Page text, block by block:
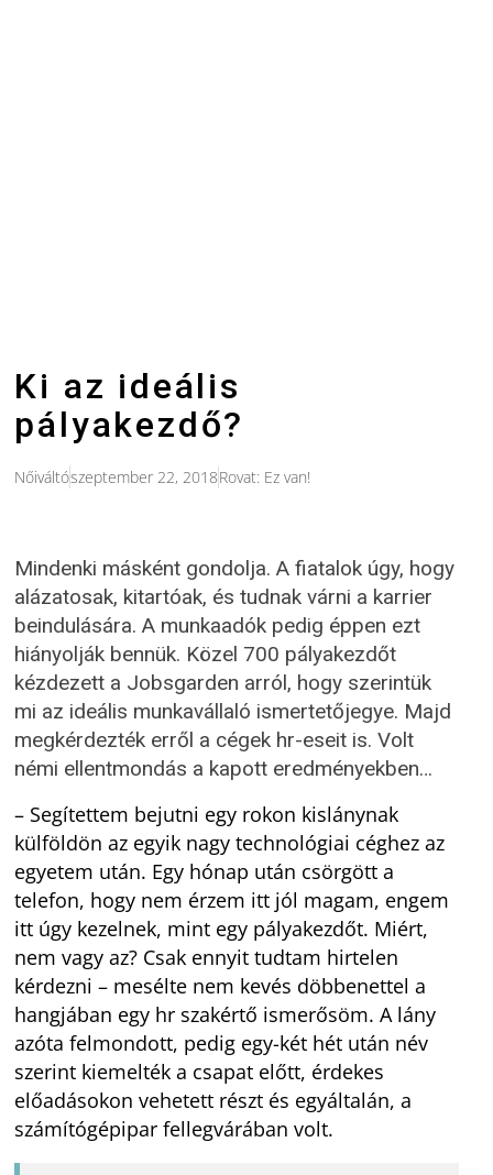
Ki az ideális
pályakezdő?
Nőiváltószeptember 22, 2018Rovat: Ez van!
Mindenki másként gondolja. A fiatalok úgy, hogy
alázatosak, kitartóak, és tudnak várni a karrier
beindulására. A munkaadók pedig éppen ezt
hiányolják bennük. Közel 700 pályakezdőt
kézdezett a Jobsgarden arról, hogy szerintük
mi az ideális munkavállaló ismertetőjegye. Majd
megkérdezték erről a cégek hr-eseit is. Volt
némi ellentmondás a kapott eredményekben…
– Segítettem bejutni egy rokon kislánynak
külföldön az egyik nagy technológiai céghez az
egyetem után. Egy hónap után csörgött a
telefon, hogy nem érzem itt jól magam, engem
itt úgy kezelnek, mint egy pályakezdőt. Miért,
nem vagy az? Csak ennyit tudtam hirtelen
kérdezni – mesélte nem kevés döbbenettel a
hangjában egy hr szakértő ismerősöm. A lány
azóta felmondott, pedig egy-két hét után név
szerint kiemelték a csapat előtt, érdekes
előadásokon vehetett részt és egyáltalán, a
számítógépipar fellegvárában volt.